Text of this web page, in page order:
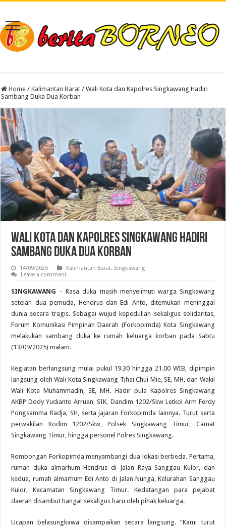
Home / Kalimantan Barat / Wali Kota dan Kapolres Singkawang Hadiri
Sambang Duka Dua Korban
Wali Kota dan Kapolres Singkawang Hadiri
Sambang Duka Dua Korban
14/09/2025 Kalimantan Barat, Singkawang
Leave a comment
SINGKAWANG – Rasa duka masih menyelimuti warga Singkawang
setelah dua pemuda, Hendrus dan Edi Anto, ditemukan meninggal
dunia secara tragis. Sebagai wujud kepedulian sekaligus solidaritas,
Forum Komunikasi Pimpinan Daerah (Forkopimda) Kota Singkawang
melakukan sambang duka ke rumah keluarga korban pada Sabtu
(13/09/2025) malam.
Kegiatan berlangsung mulai pukul 19.30 hingga 21.00 WIB, dipimpin
langsung oleh Wali Kota Singkawang Tjhai Chui Mie, SE, MH, dan Wakil
Wali Kota Muhammadin, SE, MH. Hadir pula Kapolres Singkawang
AKBP Dody Yudianto Arruan, SIK, Dandim 1202/Skw Letkol Arm Ferdy
Pongsamma Radja, SH, serta jajaran Forkopimda lainnya. Turut serta
perwakilan Kodim 1202/Skw, Polsek Singkawang Timur, Camat
Singkawang Timur, hingga personel Polres Singkawang.
Rombongan Forkopimda menyambangi dua lokasi berbeda. Pertama,
rumah duka almarhum Hendrus di Jalan Raya Sanggau Kulor, dan
kedua, rumah almarhum Edi Anto di Jalan Nunga, Kelurahan Sanggau
Kulor, Kecamatan Singkawang Timur. Kedatangan para pejabat
daerah disambut hangat sekaligus haru oleh pihak keluarga.
Ucapan belasungkawa disampaikan secara langsung. “Kami turut